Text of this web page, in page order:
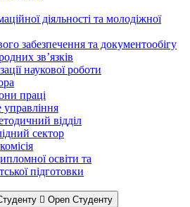
діяльності та молодіжної
забезпечення та документообігу
зв’язків
наукової роботи
праці
управління
відділ
сектор
освіти та
підготовки
Open Студенту